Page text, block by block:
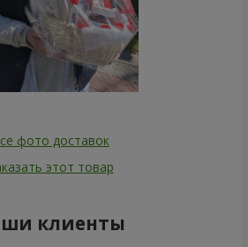
фото доставок
этот товар
клиенты